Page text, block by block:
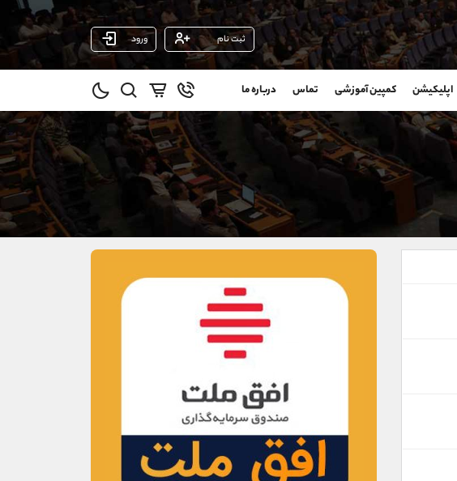
ثبت نام ورود
اپلیکیشن کمپین آموزشی تماس درباره ما
شروع گفتگو
@Armteam_admin_33
118
(محسن یزدی)
09304891085
واتساپ شروع گفتگو
تلگرام @Armteam_admin_103
021-22021030
90001030
@alireza.mehrabii
@alirezamehrabi_com
@alirezamehrabi_official